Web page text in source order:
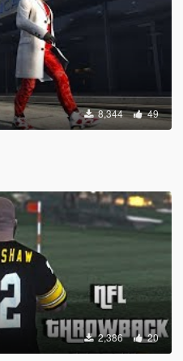
8,344 49
2,386 20